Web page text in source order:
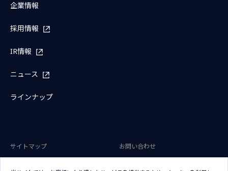
企業情報
採用情報
IR情報
ニュース
ラインナップ
サイトマップ
お問い合わせ